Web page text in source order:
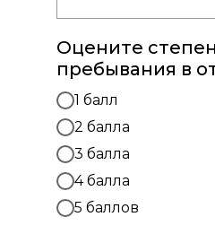
Оцените
пребывания в
1 балл
2 балла
3 балла
4 балла
5 баллов